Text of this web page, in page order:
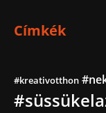
Címkék
#kreativotthon